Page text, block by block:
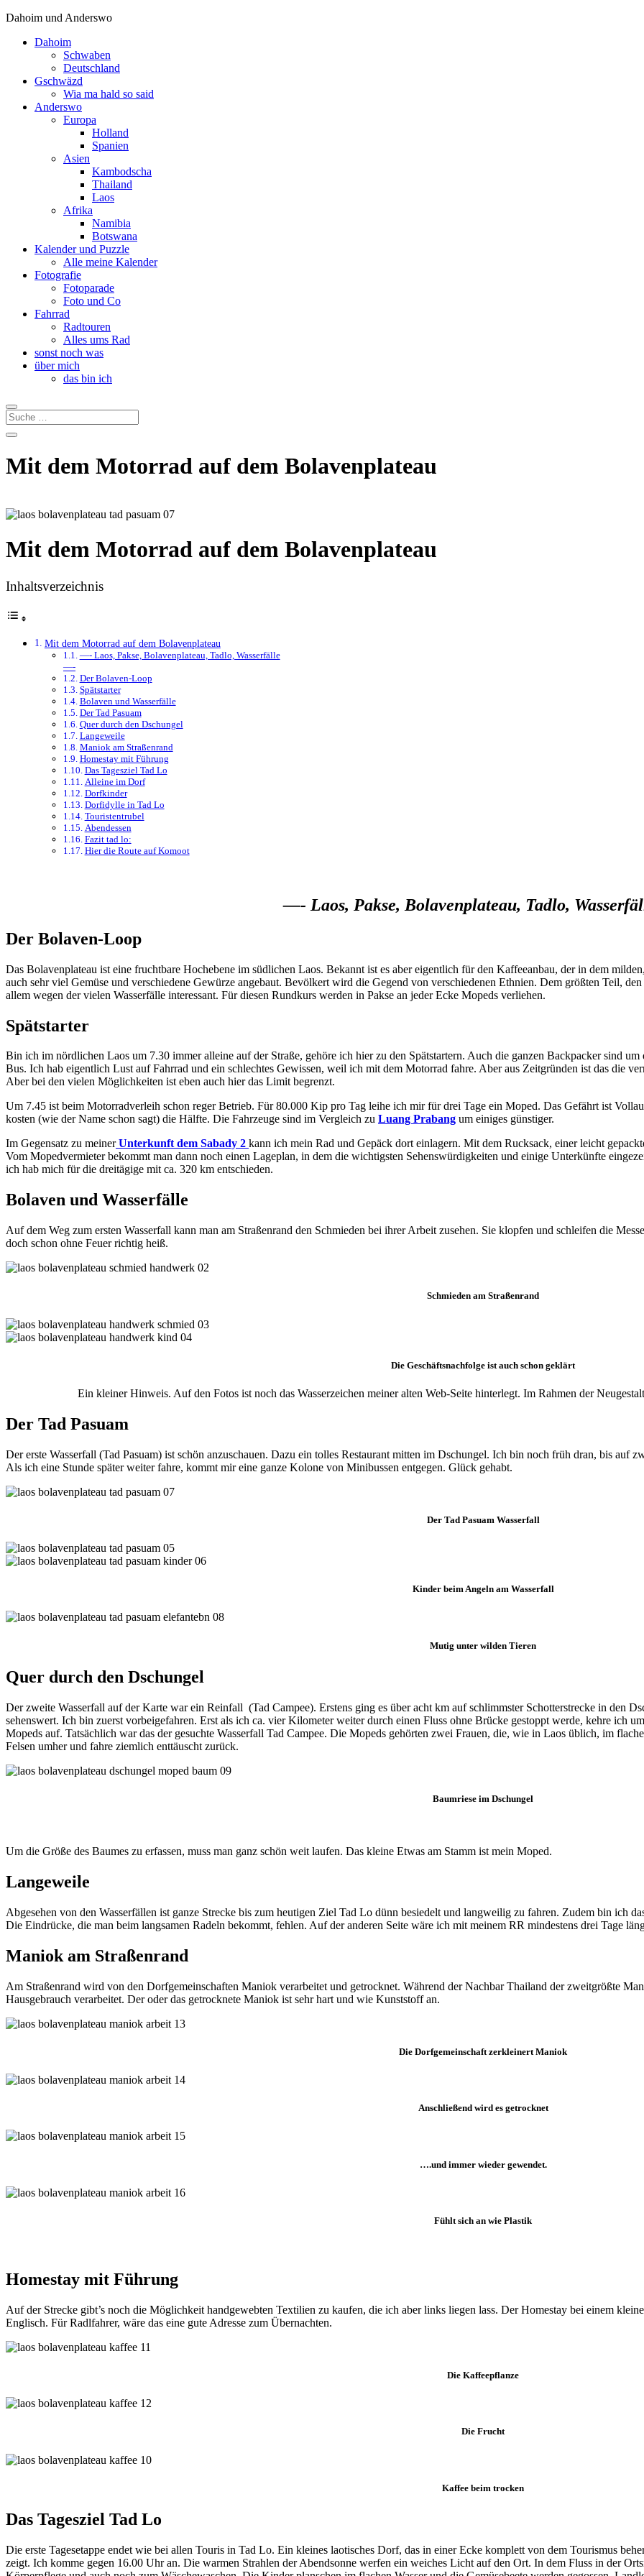
Dahoim und Anderswo
Dahoim
Schwaben
Deutschland
Gschwäzd
Wia ma hald so said
Anderswo
Europa
Holland
Spanien
Asien
Kambodscha
Thailand
Laos
Afrika
Namibia
Botswana
Kalender und Puzzle
Alle meine Kalender
Fotografie
Fotoparade
Foto und Co
Fahrrad
Radtouren
Alles ums Rad
sonst noch was
über mich
das bin ich
Mit dem Motorrad auf dem Bolavenplateau
Mit dem Motorrad auf dem Bolavenplateau
Inhaltsverzeichnis
Mit dem Motorrad auf dem Bolavenplateau
—- Laos, Pakse, Bolavenplateau, Tadlo, Wasserfälle
—-
Der Bolaven-Loop
Spätstarter
Bolaven und Wasserfälle
Der Tad Pasuam
Quer durch den Dschungel
Langeweile
Maniok am Straßenrand
Homestay mit Führung
Das Tagesziel Tad Lo
Alleine im Dorf
Dorfkinder
Dorfidylle in Tad Lo
Touristentrubel
Abendessen
Fazit tad lo:
Hier die Route auf Komoot
—- Laos, Pakse, Bolavenplateau, Tadlo,
Der Bolaven-Loop
Das Bolavenplateau ist eine fruchtbare Hochebene im südlichen Laos. Bekannt ist es aber eigentlich für den Kaffeeanbau, der in dem
auch sehr viel Gemüse und verschiedene Gewürze angebaut. Bevölkert wird die Gegend von verschiedenen Ethnien. Dem größten Teil,
allem wegen der vielen Wasserfälle interessant. Für diesen Rundkurs werden in Pakse an jeder Ecke Mopeds verliehen.
Spätstarter
Bin ich im nördlichen Laos um 7.30 immer alleine auf der Straße, gehöre ich hier zu den Spätstartern. Auch die ganzen Backpacker sind
Bus. Ich hab eigentlich Lust auf Fahrrad und ein schlechtes Gewissen, weil ich mit dem Motorrad fahre. Aber aus Zeitgründen ist das die
Aber bei den vielen Möglichkeiten ist eben auch hier das Limit begrenzt.
Um 7.45 ist beim Motorradverleih schon reger Betrieb. Für 80.000 Kip pro Tag leihe ich mir für drei Tage ein Moped. Das Gefährt ist
kosten (wie der Name schon sagt) die Hälfte. Die Fahrzeuge sind im Vergleich zu Luang Prabang um einiges günstiger.
Im Gegensatz zu meiner Unterkunft dem Sabady 2 kann ich mein Rad und Gepäck dort einlagern. Mit dem Rucksack, einer leicht
Vom Mopedvermieter bekommt man dann noch einen Lageplan, in dem die wichtigsten Sehenswürdigkeiten und einige Unterkünfte
ich hab mich für die dreitägige mit ca. 320 km entschieden.
Bolaven und Wasserfälle
Auf dem Weg zum ersten Wasserfall kann man am Straßenrand den Schmieden bei ihrer Arbeit zusehen. Sie klopfen und schleifen die
doch schon ohne Feuer richtig heiß.
Schmieden am Straßenrand
Die Geschäftsnachfolge ist auch schon geklärt
Ein kleiner Hinweis. Auf den Fotos ist noch das Wasserzeichen meiner alten Web-Seite hinterlegt. Im Rahmen der
Der Tad Pasuam
Der erste Wasserfall (Tad Pasuam) ist schön anzuschauen. Dazu ein tolles Restaurant mitten im Dschungel. Ich bin noch früh dran, bis auf
Als ich eine Stunde später weiter fahre, kommt mir eine ganze Kolone von Minibussen entgegen. Glück gehabt.
Der Tad Pasuam Wasserfall
Kinder beim Angeln am Wasserfall
Mutig unter wilden Tieren
Quer durch den Dschungel
Der zweite Wasserfall auf der Karte war ein Reinfall (Tad Campee). Erstens ging es über acht km auf schlimmster Schotterstrecke in den
sehenswert. Ich bin zuerst vorbeigefahren. Erst als ich ca. vier Kilometer weiter durch einen Fluss ohne Brücke gestoppt werde, kehre ich
Mopeds auf. Tatsächlich war das der gesuchte Wasserfall Tad Campee. Die Mopeds gehörten zwei Frauen, die, wie in Laos üblich, im
Felsen umher und fahre ziemlich enttäuscht zurück.
Baumriese im Dschungel
Um die Größe des Baumes zu erfassen, muss man ganz schön weit laufen. Das kleine Etwas am Stamm ist mein Moped.
Langeweile
Abgesehen von den Wasserfällen ist ganze Strecke bis zum heutigen Ziel Tad Lo dünn besiedelt und langweilig zu fahren. Zudem bin ich
Die Eindrücke, die man beim langsamen Radeln bekommt, fehlen. Auf der anderen Seite wäre ich mit meinem RR mindestens drei Tage
Maniok am Straßenrand
Am Straßenrand wird von den Dorfgemeinschaften Maniok verarbeitet und getrocknet. Während der Nachbar Thailand der zweitgrößte
Hausgebrauch verarbeitet. Der oder das getrocknete Maniok ist sehr hart und wie Kunststoff an.
Die Dorfgemeinschaft zerkleinert Maniok
Anschließend wird es getrocknet
….und immer wieder gewendet.
Fühlt sich an wie Plastik
Homestay mit Führung
Auf der Strecke gibt’s noch die Möglichkeit handgewebten Textilien zu kaufen, die ich aber links liegen lass. Der Homestay bei einem
Englisch. Für Radlfahrer, wäre das eine gute Adresse zum Übernachten.
Die Kaffeepflanze
Die Frucht
Kaffee beim trocken
Das Tagesziel Tad Lo
Die erste Tagesetappe endet wie bei allen Touris in Tad Lo. Ein kleines laotisches Dorf, das in einer Ecke komplett von dem Tourismus
zeigt. Ich komme gegen 16.00 Uhr an. Die warmen Strahlen der Abendsonne werfen ein weiches Licht auf den Ort. In dem Fluss in der